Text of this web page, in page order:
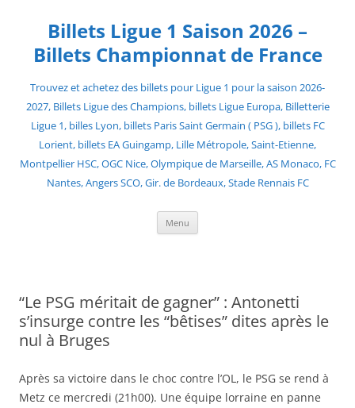
contentBillets Ligue 1 Saison 2026 –
Billets Championnat de France
Trouvez et achetez des billets pour Ligue 1 pour la saison 2026-
2027, Billets Ligue des Champions, billets Ligue Europa, Billetterie
Ligue 1, billes Lyon, billets Paris Saint Germain ( PSG ), billets FC
Lorient, billets EA Guingamp, Lille Métropole, Saint-Etienne,
Montpellier HSC, OGC Nice, Olympique de Marseille, AS Monaco, FC
Nantes, Angers SCO, Gir. de Bordeaux, Stade Rennais FC
Menu
“Le PSG méritait de gagner” : Antonetti
s’insurge contre les “bêtises” dites après le
nul à Bruges
Après sa victoire dans le choc contre l’OL, le PSG se rend à
Metz ce mercredi (21h00). Une équipe lorraine en panne